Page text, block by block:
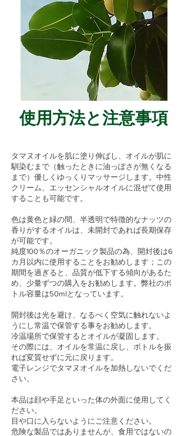
使用方法と注意事項
タマヌオイルを肌に塗り伸ばし、オイルが肌に
馴染むまで（触ったときに油っぽさが無くなる
まで）優しくゆっくりマッサージします。中性
クリーム、エッセンシャルオイルに混ぜて使用
することも可能です。
色は黄色と緑の間、半透明で特徴的なナッツの
香りがするオイルは、未開封であれば長期保存
が可能です。
純度100％のオーガニック製品の為、開封後は6
カ月以内に使用することをお勧めします；この
期間を過ぎると、品質が低下する傾向があるた
め、少量ずつの購入をお勧めします。 弊社のボ
トル容量は50mlとなっています。
開封後は光を避け、なるべく空気に触れないよ
うにし常温で保管する事をお勧めします。
冷温場所で保管するとオイルが凝固します。
その際には、オイルを常温に戻し、ボトルを振
れば変質せずに元に戻ります。
電子レンジでタマヌオイルを加熱しないでくだ
さい。
本品は顔や手足といった体の外面に使用してく
ださい。
目や口に入らないようにご注意ください。
危険な製品ではありませんが、食用ではないの